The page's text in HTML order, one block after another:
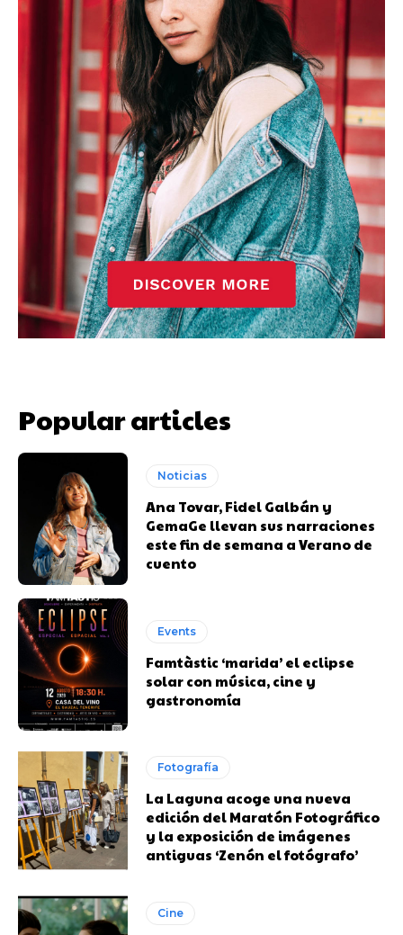
Popular articles
Noticias
Ana Tovar, Fidel Galbán y
GemaGe llevan sus narraciones
este fin de semana a Verano de
cuento
Events
Famtàstic ‘marida’ el eclipse
solar con música, cine y
gastronomía
Fotografía
La Laguna acoge una nueva
edición del Maratón Fotográfico
y la exposición de imágenes
antiguas ‘Zenón el fotógrafo’
Cine